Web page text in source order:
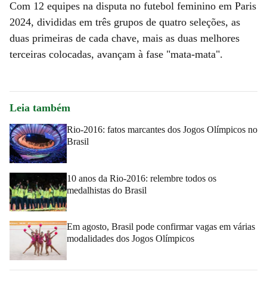
Com 12 equipes na disputa no futebol feminino em Paris
2024, divididas em três grupos de quatro seleções, as
duas primeiras de cada chave, mais as duas melhores
terceiras colocadas, avançam à fase "mata-mata".
Leia também
Rio-2016: fatos marcantes dos Jogos Olímpicos no
Brasil
10 anos da Rio-2016: relembre todos os
medalhistas do Brasil
Em agosto, Brasil pode confirmar vagas em várias
modalidades dos Jogos Olímpicos